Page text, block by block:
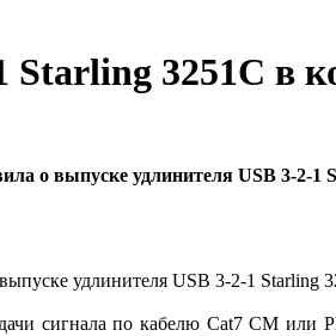
Starling 3251C в
о выпуске удлинителя USB 3-2-1
удлинителя USB 3-2-1 Starling
сигнала по кабелю Cat7 CM или